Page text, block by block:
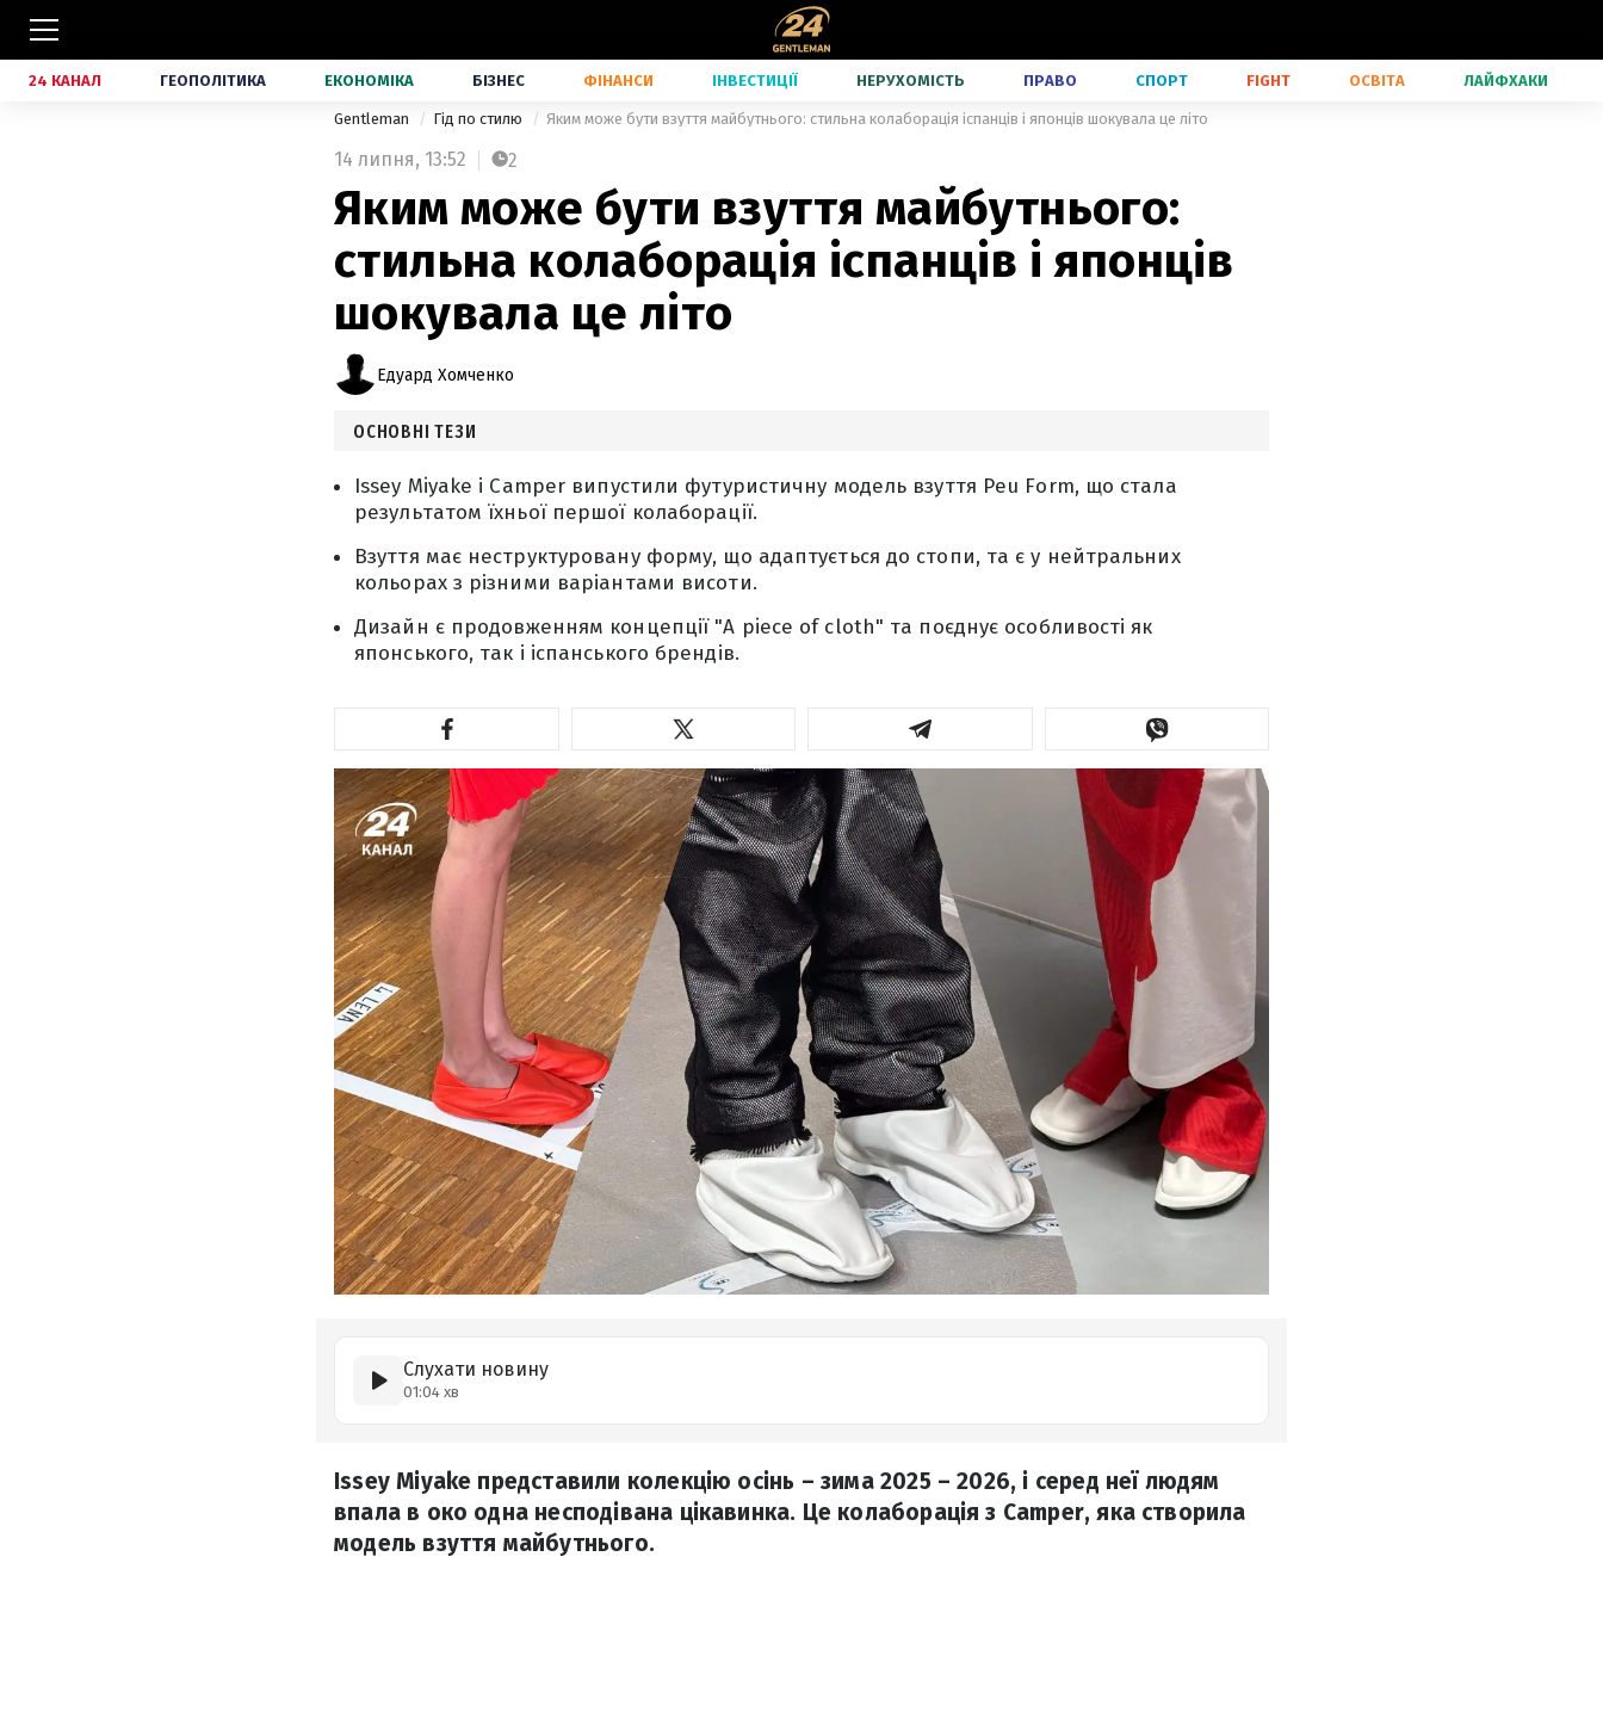
24 КАНАЛ ГЕОПОЛІТИКА ЕКОНОМІКА БІЗНЕС ФІНАНСИ ІНВЕСТИЦІЇ НЕРУХОМІСТЬ ПРАВО СПОРТ FIGHT ОСВІТА ЛАЙФХАКИ
Gentleman Гід по стилю Яким може бути взуття майбутнього: стильна колаборація іспанців і японців шокувала це літо
14 липня, 13:52 2
Яким може бути взуття майбутнього:
стильна колаборація іспанців і японців
шокувала це літо
Едуард Хомченко
ОСНОВНІ ТЕЗИ
Issey Miyake і Camper випустили футуристичну модель взуття Peu Form, що стала
результатом їхньої першої колаборації.
Взуття має неструктуровану форму, що адаптується до стопи, та є у нейтральних
кольорах з різними варіантами висоти.
Дизайн є продовженням концепції "A piece of cloth" та поєднує особливості як
японського, так і іспанського брендів.
Слухати новину
01:04 хв
Issey Miyake представили колекцію осінь – зима 2025 – 2026, і серед неї людям
впала в око одна несподівана цікавинка. Це колаборація з Camper, яка створила
модель взуття майбутнього.